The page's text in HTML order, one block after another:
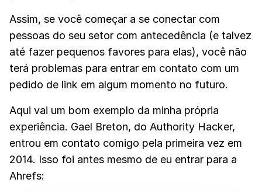
Assim, se você começar a se conectar com
pessoas do seu setor com antecedência (e talvez
até fazer pequenos favores para elas), você não
terá problemas para entrar em contato com um
pedido de link em algum momento no futuro.
Aqui vai um bom exemplo da minha própria
experiência. Gael Breton, do Authority Hacker,
entrou em contato comigo pela primeira vez em
2014. Isso foi antes mesmo de eu entrar para a
Ahrefs: